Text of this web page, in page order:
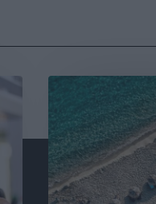
Σερβία: Ανακάμπτουν οι
ροές προς την Ελλάδα
πριν 2 ώρες
Διακοπές στην Κάρπαθο
Γεραπετρίτη
Τοπικές Ειδήσεις πριν 3 ώρες